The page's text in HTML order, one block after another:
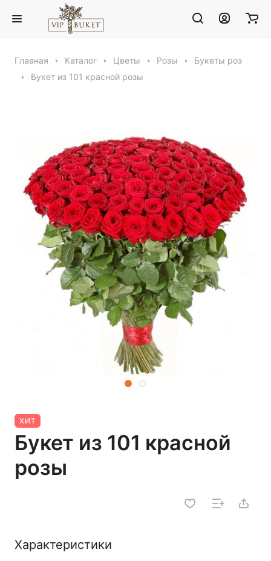
Главная Каталог Цветы Розы
Букеты роз
Букет из 101 красной розы
ХИТ
Букет из 101 красной
розы
Характеристики